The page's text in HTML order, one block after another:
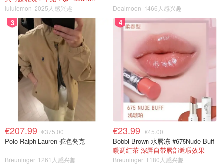
lululemon 2025人感兴趣 Dealmoon 1466人感兴趣
3
€207.99 €375.00
Polo Ralph Lauren 驼色夹克
Breuninger 1261人感兴趣
4
€23.99 €45.00
Bobbi Brown 水唇冻 #675Nude Buff
暖调红茶 深唇自带唇部遮瑕效果
Breuninger 1180人感兴趣